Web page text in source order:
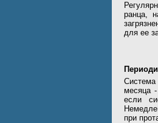
ранца,
для ее
Система
месяца
если
при